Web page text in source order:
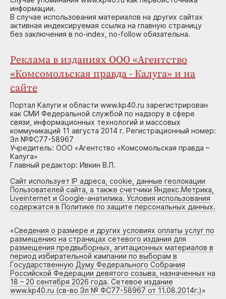
информации.
В случае использования материалов на других сайтах
активная индексируемая ссылка на главную страницу
без заключения в no-index, no-follow обязательна.
Реклама в изданиях ООО «Агентство
«Комсомольская правда - Калуга» и на
сайте
Портал Калуги и области www.kp40.ru зарегистрирован
как СМИ Федеральной службой по надзору в сфере
связи, информационных технологий и массовых
коммуникаций 11 августа 2014 г. Регистрационный номер:
Эл №ФС77-58967
Учредитель: ООО «Агентство «Комсомольская правда –
Калуга»
Главный редактор: Ивкин В.П.
Сайт использует IP адреса, cookie, данные геолокации
Пользователей сайта, а также счетчики Яндекс.Метрика,
Liveinternet и Google-анатилика. Условия использования
содержатся в Политике по защите персональных данных.
«Сведения о размере и других условиях оплаты услуг по
размещению на страницах сетевого издания для
размещения предвыборных, агитационных материалов в
период избирательной кампании по выборам в
Государственную Думу Федерального Собрания
Российской Федерации девятого созыва, назначенных на
18 – 20 сентября 2026 года. Сетевое издание
www.kp40.ru (св-во Эл № ФС77-58967 от 11.08.2014г.)»